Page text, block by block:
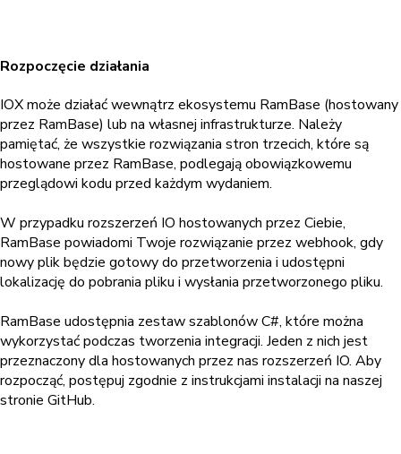
Rozpoczęcie działania
IOX może działać wewnątrz ekosystemu RamBase (hostowany
przez RamBase) lub na własnej infrastrukturze. Należy
pamiętać, że wszystkie rozwiązania stron trzecich, które są
hostowane przez RamBase, podlegają obowiązkowemu
przeglądowi kodu przed każdym wydaniem.
W przypadku rozszerzeń IO hostowanych przez Ciebie,
RamBase powiadomi Twoje rozwiązanie przez webhook, gdy
nowy plik będzie gotowy do przetworzenia i udostępni
lokalizację do pobrania pliku i wysłania przetworzonego pliku.
RamBase udostępnia zestaw szablonów C#, które można
wykorzystać podczas tworzenia integracji. Jeden z nich jest
przeznaczony dla hostowanych przez nas rozszerzeń IO. Aby
rozpocząć, postępuj zgodnie z instrukcjami instalacji na naszej
stronie GitHub.